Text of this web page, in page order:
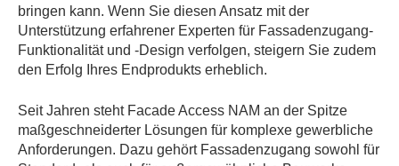
bringen kann. Wenn Sie diesen Ansatz mit der
Unterstützung erfahrener Experten für Fassadenzugang-
Funktionalität und -Design verfolgen, steigern Sie zudem
den Erfolg Ihres Endprodukts erheblich.
Seit Jahren steht Facade Access NAM an der Spitze
maßgeschneiderter Lösungen für komplexe gewerbliche
Anforderungen. Dazu gehört Fassadenzugang sowohl für